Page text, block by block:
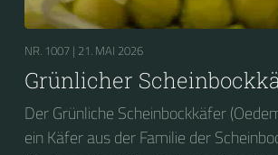
NR. 1007 | 21. MAI 2026
Grünlicher
Der Grünliche Scheinbockkäfer
ein Käfer aus der Familie der